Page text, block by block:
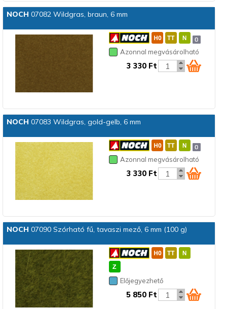
NOCH 07082 Wildgras, braun, 6 mm
Azonnal megvásárolható
3 330 Ft
NOCH 07083 Wildgras, gold-gelb, 6 mm
Azonnal megvásárolható
3 330 Ft
NOCH 07090 Szórható fű, tavaszi mező, 6 mm (100 g)
Előjegyezhető
5 850 Ft